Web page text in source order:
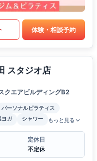
体験・相談予約
スタジオ店
クエアビルディングB2
パーソナルピラティス
ヨガ シャワー もっと見る
定休日
不定休